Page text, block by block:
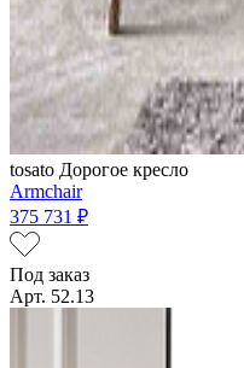
tosato Дорогое кресло
Armchair
375 731 ₽
Под заказ
Арт. 52.13